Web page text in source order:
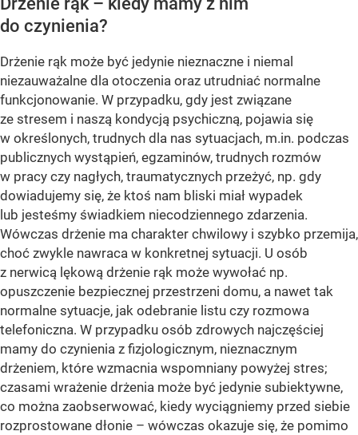
do czynienia?
Drżenie rąk może być jedynie nieznaczne i niemal
niezauważalne dla otoczenia oraz utrudniać normalne
funkcjonowanie. W przypadku, gdy jest związane
ze stresem i naszą kondycją psychiczną, pojawia się
w określonych, trudnych dla nas sytuacjach, m.in. podczas
publicznych wystąpień, egzaminów, trudnych rozmów
w pracy czy nagłych, traumatycznych przeżyć, np. gdy
dowiadujemy się, że ktoś nam bliski miał wypadek
lub jesteśmy świadkiem niecodziennego zdarzenia.
Wówczas drżenie ma charakter chwilowy i szybko przemija,
choć zwykle nawraca w konkretnej sytuacji. U osób
z nerwicą lękową drżenie rąk może wywołać np.
opuszczenie bezpiecznej przestrzeni domu, a nawet tak
normalne sytuacje, jak odebranie listu czy rozmowa
telefoniczna. W przypadku osób zdrowych najczęściej
mamy do czynienia z fizjologicznym, nieznacznym
drżeniem, które wzmacnia wspomniany powyżej stres;
czasami wrażenie drżenia może być jedynie subiektywne,
co można zaobserwować, kiedy wyciągniemy przed siebie
rozprostowane dłonie – wówczas okazuje się, że pomimo